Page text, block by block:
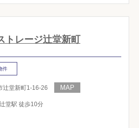
トレージ辻堂新町
件
辻堂新町1-16-26
堂駅 徒歩10分